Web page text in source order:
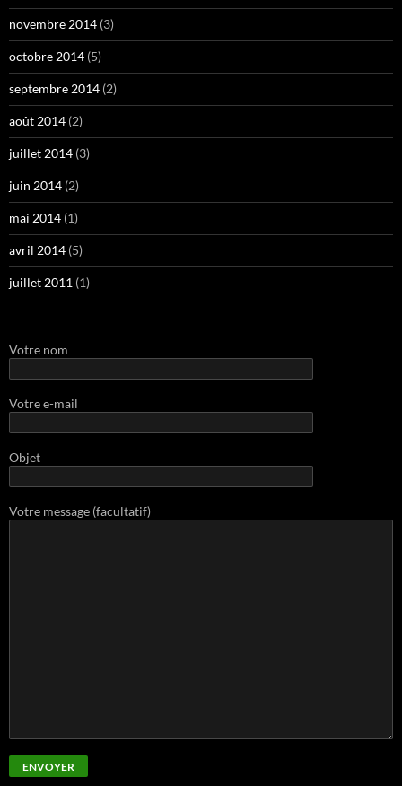
novembre 2014 (3)
octobre 2014 (5)
septembre 2014 (2)
août 2014 (2)
juillet 2014 (3)
juin 2014 (2)
mai 2014 (1)
avril 2014 (5)
juillet 2011 (1)
Votre nom
Votre e-mail
Objet
Votre message (facultatif)